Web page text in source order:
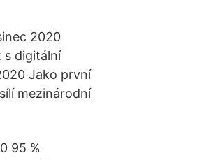
2020
s digitální
Jako první
mezinárodní
95 %